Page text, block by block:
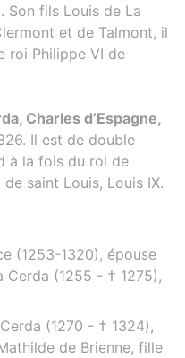
Son fils Louis de La
et de Talmont, il
roi Philippe VI de
Charles d’Espagne,
Il est de double
à la fois du roi de
saint Louis, Louis IX.
(1253-1320), épouse
Cerda (1255 - † 1275),
(1270 - † 1324),
de Brienne, fille